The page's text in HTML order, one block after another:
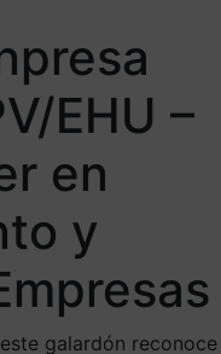
EHU –
en
y
galardón reconoce